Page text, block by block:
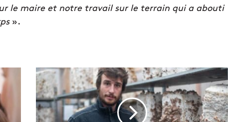
le maire et notre travail sur le terrain qui a abouti
».
V
i
d
é
o